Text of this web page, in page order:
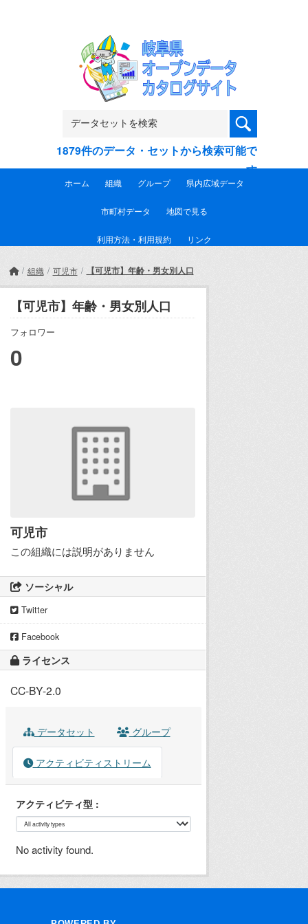
1879件のデータ・セットから検索可能で
す
ホーム 組織 グループ 県内広域データ
市町村データ 地図で見る
利用方法・利用規約 リンク
組織 可児市 【可児市】年齢・男女別人口
【可児市】年齢・男女別人口
フォロワー
0
可児市
この組織には説明がありません
ソーシャル
Twitter
Facebook
ライセンス
CC-BY-2.0
データセット グループ
アクティビティストリーム
アクティビティ型
No activity found.